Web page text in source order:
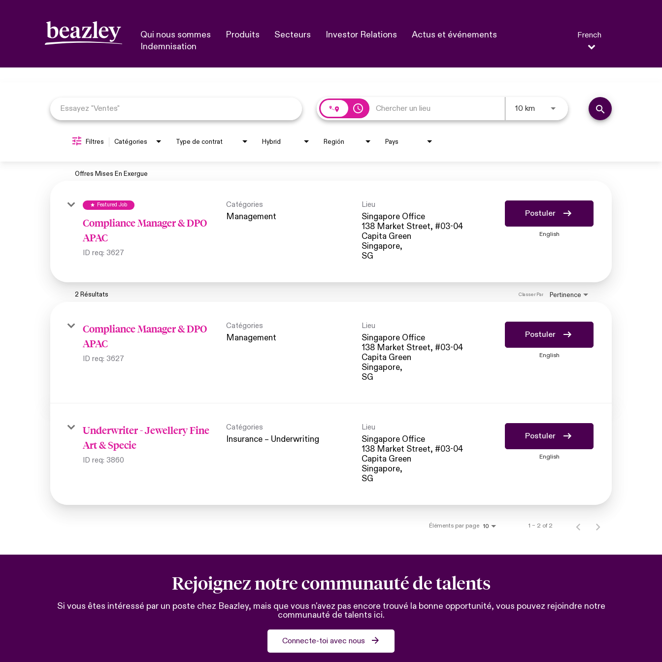
Qui nous sommes Produits Secteurs Investor Relations
Actus et événements
Indemnisation
French
access_time 10 km search
Filtres Catégories Type de contrat Hybrid Región Pays
Offres Mises En Exergue
star Featured Job
Compliance Manager & DPO
APAC
ID req: 3627
Catégories
Management
Lieu
Singapore Office
138 Market Street, #03-04
Capita Green
Singapore,
Postuler
English
2 Résultats Pertinence
Classer Par
Compliance Manager & DPO
APAC
ID req: 3627
Catégories
Management
Lieu
Singapore Office
138 Market Street, #03-04
Capita Green
Singapore,
Postuler
English
Underwriter - Jewellery Fine
Art & Specie
ID req: 3860
Catégories
Insurance – Underwriting
Lieu
Singapore Office
138 Market Street, #03-04
Capita Green
Singapore,
Postuler
English
Éléments par page 10 1 – 2 of 2
Rejoignez notre communauté de talents
Si vous êtes intéressé par un poste chez Beazley, mais que vous n'avez pas encore trouvé la bonne opportunité, vous pouvez rejoindre notre
communauté de talents ici.
Connecte-toi avec nous